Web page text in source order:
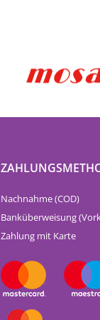
Nachnahme (COD)
Banküberweisung
Zahlung mit Karte